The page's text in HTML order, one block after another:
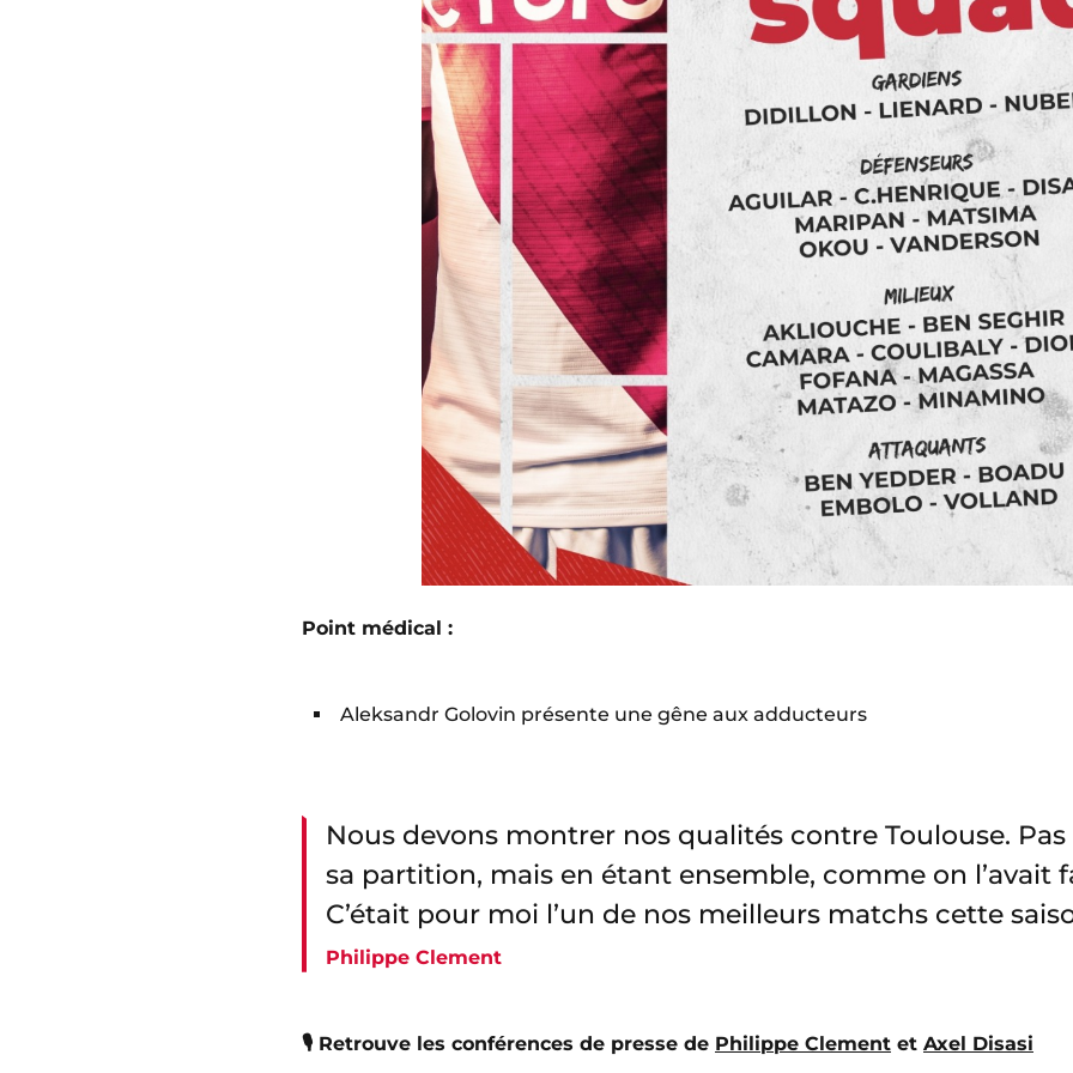
Point médical :
Aleksandr Golovin présente une gêne aux adducteurs
Nous devons montrer nos qualités contre Toulouse.
sa partition, mais en étant ensemble, comme on l’avait
C’était pour moi l’un de nos meilleurs matchs cette
Philippe Clement
🎙 Retrouve les conférences de presse de Philippe Clement et Axel Disasi